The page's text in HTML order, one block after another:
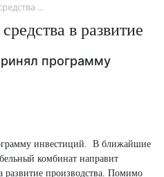
...
в развитие
программу
инвестиций. В ближайшие
комбинат направит
развитие производства. Помимо